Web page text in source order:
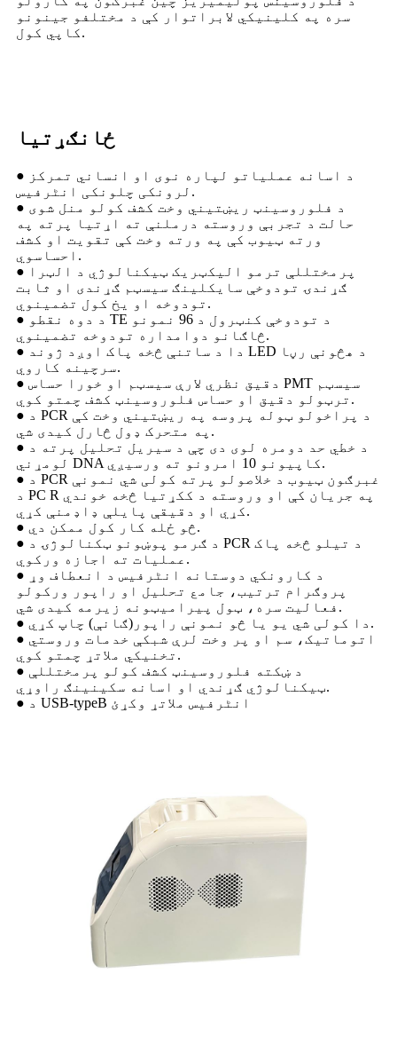
سره په کلینیکي لابراتوار کې د مختلفو جینونو
کاپي کول.
ځانګړتیا
● د اسانه عملیاتو لپاره نوی او انساني تمرکز
لرونکی چلونکی انٹرفیس.
● د فلوروسینټ ریښتیني وخت کشف کولو منل شوی
حالت د تجربې وروسته درملنې ته اړتیا پرته په
ورته ټیوب کې په ورته وخت کې تقویت او کشف
احساسوي.
● پرمختللې ترمو الیکټریک ټیکنالوژي د الټرا
ګړندۍ تودوخې سایکلینګ سیسټم ګړندی او ثابت
تودوخه او یخ کول تضمینوي.
● د دوه نقطو TE د تودوخې کنټرول د 96 نمونو
څاګانو دوامداره تودوخه تضمینوي.
● دا د ساتنې څخه پاک اوږد ژوند LED د هڅونې رڼا
سرچینه کاروي.
● دقیق نظري لارې سیسټم او خورا حساس PMT سیسټم
ترټولو دقیق او حساس فلوروسینټ کشف چمتو کوي.
● د PCR د پراخولو ټوله پروسه په ریښتیني وخت کې
په متحرک ډول څارل کیدی شي.
● د خطي حد دومره لوی دی چې د سیریل تحلیل پرته د
لومړني DNA کاپيونو 10 امرونو ته ورسیږي.
● د PCR غبرګون ټیوب د خلاصولو پرته کولی شي نمونې
د PC R په جریان کې او وروسته د ککړتیا څخه خوندي
کړي او دقیقې پایلې ډاډمنې کړي.
● څو ځله کار کول ممکن دي.
● د ګرمو پوښونو ټکنالوژۍ د PCR د تیلو څخه پاک
عملیات ته اجازه ورکوي.
● د کارونکي دوستانه انٹرفیس د انعطاف وړ
پروګرام ترتیب، جامع تحلیل او راپور ورکولو
فعالیت سره، ټول پیرامیټونه زیرمه کیدی شي.
● دا کولی شي یو یا څو نمونې راپور(ګانې) چاپ کړي.
● اتوماتیک، سم او پر وخت لرې شبکې خدمات وروستي
تخنیکي ملاتړ چمتو کوي.
● د ښکته فلوروسینټ کشف کولو پرمختللې
ټیکنالوژي ګړندي او اسانه سکینینګ راوړي.
● د USB-typeB انٹرفیس ملاتړ وکړئ